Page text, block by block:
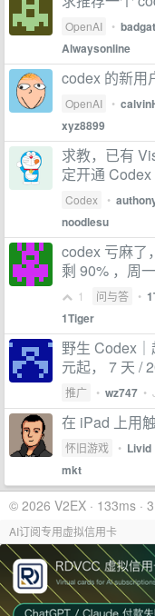
OpenAI •
Alwaysonline
codex 的新用
OpenAI •
xyz8899
求教，已有
定开通
Codex •
noodlesu
codex 亏麻了
剩 90% ，周
1 问与答 •
1Tiger
野生 Codex
元起， 7 天 /
推广 • wz747 •
在 iPad 上用
怀旧游戏 • Livid
mkt
© 2026 V2EX · 133ms ·
AI订阅专用虚拟信用卡